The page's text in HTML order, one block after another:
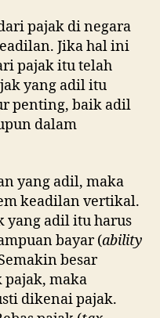
pajak di negara
Jika hal ini
pajak itu telah
yang adil itu
penting, baik adil
dalam
yang adil, maka
keadilan vertikal.
yang adil itu harus
bayar (ability
besar
pajak, maka
dikenai pajak.